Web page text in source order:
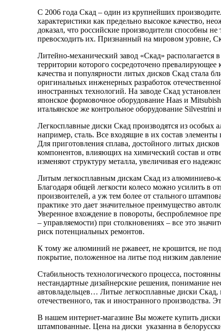
С 2006 года Скад – один из крупнейших
характеристики как предельно высокое качество,
доказал, что российские производители способны
превосходить их. Признанный на мировом уровне,
Литейно-механический завод «Скад»
территории которого сосредоточено
качества и популярности литых дисков Скад стала
оригинальных инженерных разработок
иностранных технологий. На заводе Скад
японское формовочное оборудование Haas и
итальянское же контрольное оборудование Silvestrini
Легкосплавные диски Скад производятся из особых
например, сталь. Все входящие в их состав
Для приготовления сплава, достойного литых
компонентов, влияющих на химический состав и
изменяют структуру металла, увеличивая его
Литым легкосплавным дискам Скад из алюминиево-
Благодаря общей легкости колесо можно усилить в
произвоителей, а уж тем более от стального
практике это дает значительное преимущество
Уверенное вхождение в повороты, беспроблемное
– управляемости) при столкновениях – все это
риск потенциальных ремонтов.
К тому же алюминий не ржавеет, не крошится, не
покрытие, положенное на литье под низким
Стабильность технологического процесса,
нестандартные дизайнерские решения, понимание
автовладельцев… Литые легкосплавные диски
отечественного, так и иностранного производства.
В нашем интернет-магазине Вы можете купить
штампованные. Цена на диски указанна в